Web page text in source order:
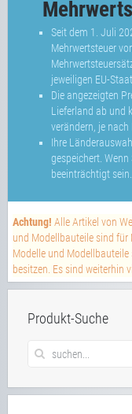
Seit dem 1. Juli
Mehrwertsteuer
jeweiligen EU-
Die angezeigten
Lieferland ab und
verändern, je nach
Ihre
gespeichert.
beeinträchtigt sein.
Achtung! Alle Artikel von
und Modellbauteile sind
Modelle und
besitzen. Es sind weiterhin
Produkt-Suche